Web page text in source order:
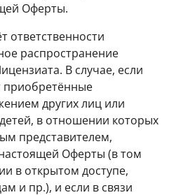
Оферты.
ответственности
распространение
В случае, если
приобретённые
других лиц или
в отношении которых
представителем,
Оферты (в том
в открытом доступе,
и пр.), и если в связи